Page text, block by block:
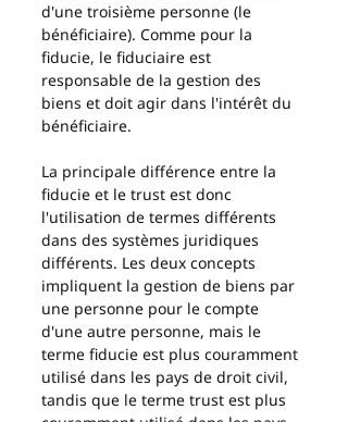
d'une troisième personne (le
bénéficiaire). Comme pour la
fiducie, le fiduciaire est
responsable de la gestion des
biens et doit agir dans l'intérêt du
bénéficiaire.
La principale différence entre la
fiducie et le trust est donc
l'utilisation de termes différents
dans des systèmes juridiques
différents. Les deux concepts
impliquent la gestion de biens par
une personne pour le compte
d'une autre personne, mais le
terme fiducie est plus couramment
utilisé dans les pays de droit civil,
tandis que le terme trust est plus